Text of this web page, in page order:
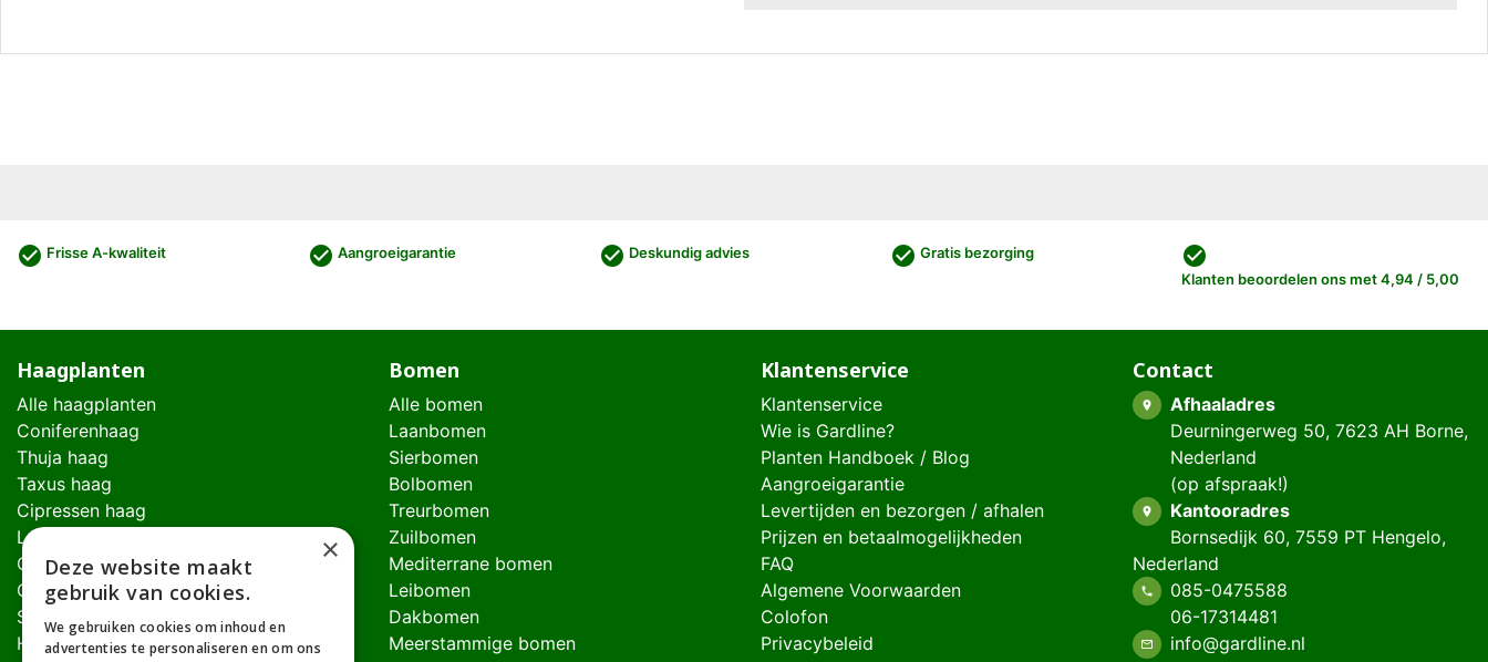
check_circle Frisse A-kwaliteit check_circle Aangroeigarantie check_circle Deskundig advies check_circle Gratis bezorging check_circle
Klanten beoordelen ons met 4,94 / 5,00
Haagplanten
Alle haagplanten
Coniferenhaag
Thuja haag
Taxus haag
Cipressen haag
Laurierhaag
Glansmispel haag
Olijfwilghaag
Schijnhulsthaag
Hulst haag
Bomen
Alle bomen
Laanbomen
Sierbomen
Bolbomen
Treurbomen
Zuilbomen
Mediterrane bomen
Leibomen
Dakbomen
Meerstammige bomen
Klantenservice
Klantenservice
Wie is Gardline?
Planten Handboek / Blog
Aangroeigarantie
Levertijden en bezorgen / afhalen
Prijzen en betaalmogelijkheden
FAQ
Algemene Voorwaarden
Colofon
Privacybeleid
Contact
place
Afhaaladres
Deurningerweg 50, 7623 AH Borne,
Nederland
(op afspraak!)
place
Kantooradres
Bornsedijk 60, 7559 PT Hengelo,
Nederland
phone
085-0475588
06-17314481
mail_outline info@gardline.nl
×
Deze website maakt
gebruik van cookies.
We gebruiken cookies om inhoud en
advertenties te personaliseren en om ons